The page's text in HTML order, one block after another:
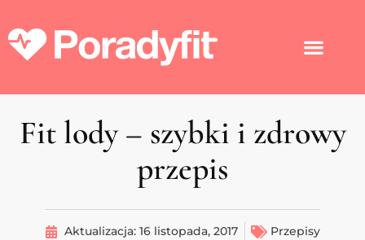
Fit lody – szybki i zdrowy
przepis
Aktualizacja: 16 listopada, 2017 Przepisy